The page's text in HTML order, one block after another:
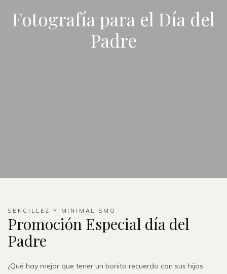
Fotografía para el Día del
Padre
SENCILLEZ Y MINIMALISMO
Promoción Especial día del
Padre
¿Qué hay mejor que tener un bonito recuerdo con sus hijos